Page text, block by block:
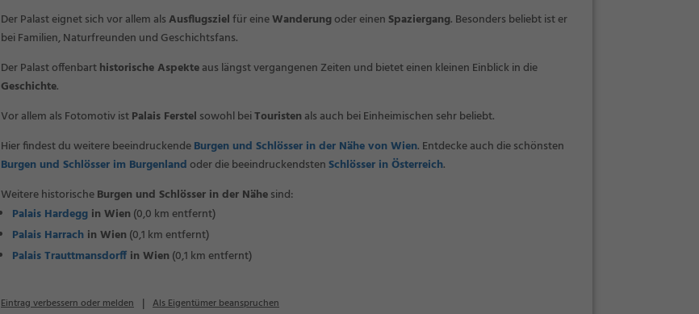
Der Palast eignet sich vor allem alsAusflugszielfür eineWanderungoder einenSpaziergang. Besonders beliebt ist er
bei Familien, Naturfreunden und Geschichtsfans.
Der Palast offenbarthistorische Aspekteaus längst vergangenen Zeiten und bietet einen kleinen Einblick in die
Geschichte.
Vor allem als Fotomotiv istPalais Ferstel sowohl beiTouristen als auch bei Einheimischen sehr beliebt.
Hier findest du weitere beeindruckendeBurgen und Schlösser in der Nähe von Wien. Entdecke auch die schönsten
Burgen und Schlösser im Burgenlandoder die beeindruckendstenSchlösser in Österreich.
Weitere historischeBurgen und Schlösser in der Nähesind:
Palais Hardegg in Wien (0,0 km entfernt)
Palais Harrach in Wien (0,1 km entfernt)
Palais Trauttmansdorff in Wien (0,1 km entfernt)
Eintrag verbessern oder melden | Als Eigentümer beanspruchen